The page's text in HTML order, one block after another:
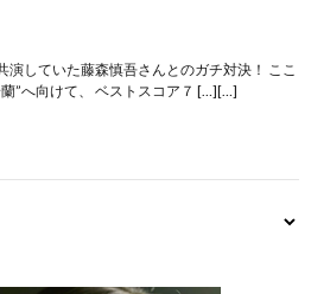
演していた藤森慎吾さんとのガチ対決！ ここ
蘭”へ向けて、 ベストスコア７ […][…]